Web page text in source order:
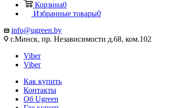
Корзина0
Избранные товары0
info@ugreen.by
г.Минск, пр. Независимости д.68, ком.102
Viber
Viber
Как купить
Контакты
Об Ugreen